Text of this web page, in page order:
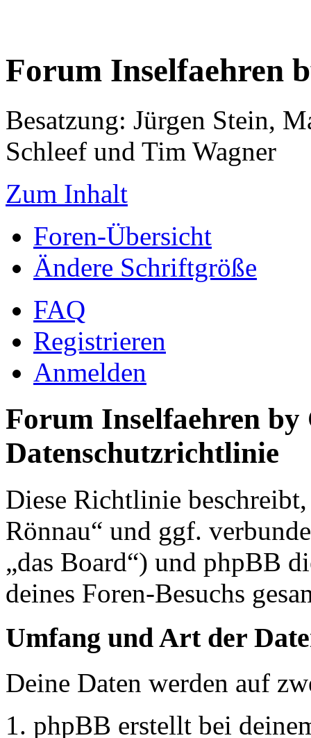
Forum Inselfaehren
Besatzung: Jürgen Stein,
Schleef und Tim Wagner
Zum Inhalt
Foren-Übersicht
Ändere Schriftgröße
FAQ
Registrieren
Anmelden
Forum Inselfaehren by
Datenschutzrichtlinie
Diese Richtlinie
Rönnau“ und ggf.
„das Board“) und phpBB
deines Foren-Besuchs
Umfang und Art der
Deine Daten werden auf
phpBB erstellt bei